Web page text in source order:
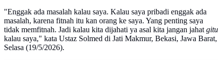
"Enggak ada masalah kalau saya. Kalau saya pribadi enggak ada
masalah, karena fitnah itu kan orang ke saya. Yang penting saya
tidak memfitnah. Jadi kalau kita dijahati ya asal kita jangan jahatgitu
kalau saya," kata Ustaz Solmed di Jati Makmur, Bekasi, Jawa Barat,
Selasa (19/5/2026).